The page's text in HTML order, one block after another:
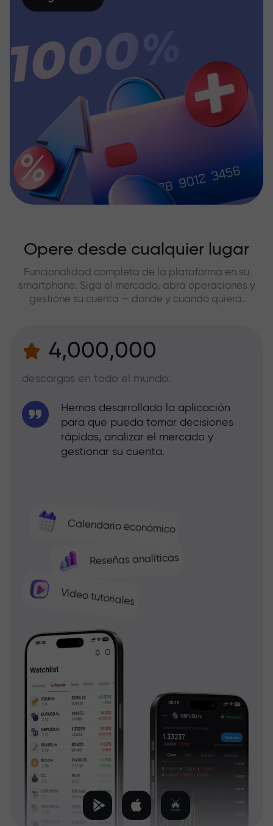
Opere desde cualquier lugar
Funcionalidad completa de la plataforma en su
smartphone. Siga el mercado, abra operaciones y
gestione su cuenta — donde y cuando quiera.
4,000,000
descargas en todo el mundo.
Calendario económico
Reseñas analíticas
Video tutoriales
Hemos desarrollado la aplicación
para que pueda tomar decisiones
rápidas, analizar el mercado y
gestionar su cuenta.